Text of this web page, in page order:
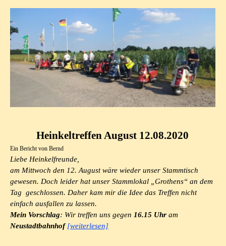
Heinkeltreffen August 12.08.2020
Ein Bericht von Bernd
Liebe Heinkelfreunde,
am Mittwoch den 12. August wäre wieder unser Stammtisch
gewesen. Doch leider hat unser Stammlokal „Grothens“ an dem
Tag geschlossen. Daher kam mir die Idee das Treffen nicht
einfach ausfallen zu lassen.
Mein Vorschlag: Wir treffen uns gegen 16.15 Uhr am
Neustadtbahnhof[weiterlesen]